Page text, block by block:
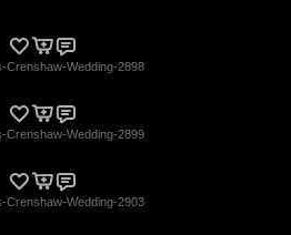
Crenshaw-Wedding-2898
Crenshaw-Wedding-2899
Crenshaw-Wedding-2903